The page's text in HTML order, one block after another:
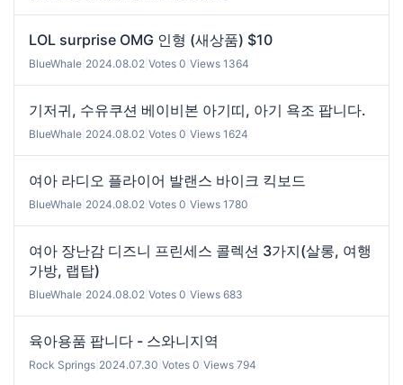
LOL surprise OMG 인형 (새상품) $10
BlueWhale 2024.08.02 Votes 0 Views 1364
기저귀, 수유쿠션 베이비본 아기띠, 아기 욕조 팝니다.
BlueWhale 2024.08.02 Votes 0 Views 1624
여아 라디오 플라이어 발랜스 바이크 킥보드
BlueWhale 2024.08.02 Votes 0 Views 1780
여아 장난감 디즈니 프린세스 콜렉션 3가지(살롱, 여행
가방, 랩탑)
BlueWhale 2024.08.02 Votes 0 Views 683
육아용품 팝니다 - 스와니지역
Rock Springs 2024.07.30 Votes 0 Views 794